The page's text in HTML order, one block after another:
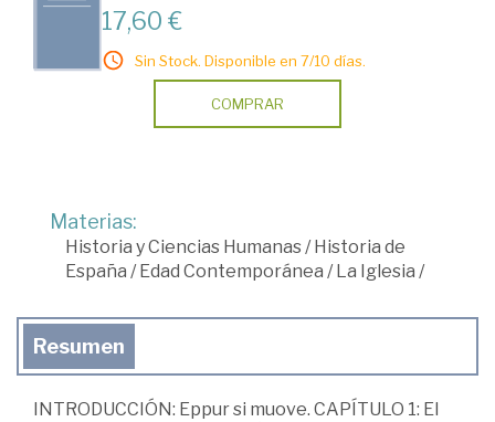
17,60 €
Sin Stock. Disponible en 7/10 días.
COMPRAR
Materias:
Historia y Ciencias Humanas/ Historia de
España / Edad Contemporánea / La Iglesia /
Resumen
INTRODUCCIÓN: Eppur si muove. CAPÍTULO 1: El